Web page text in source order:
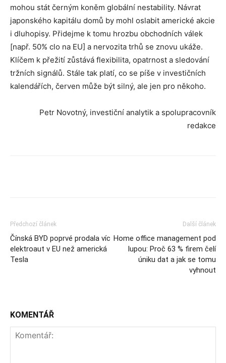
mohou stát černým koněm globální nestability. Návrat
japonského kapitálu domů by mohl oslabit americké akcie
i dluhopisy. Přidejme k tomu hrozbu obchodních válek
[např. 50% clo na EU] a nervozita trhů se znovu ukáže.
Klíčem k přežití zůstává flexibilita, opatrnost a sledování
tržních signálů. Stále tak platí, co se píše v investičních
kalendářích, červen může být silný, ale jen pro někoho.
Petr Novotný, investiční analytik a spolupracovník
redakce
Předchozí článek
Čínská BYD poprvé prodala víc
elektroaut v EU než americká
Tesla
Další článek
Home office management pod
lupou: Proč 63 % firem čelí
úniku dat a jak se tomu
vyhnout
KOMENTÁŘ